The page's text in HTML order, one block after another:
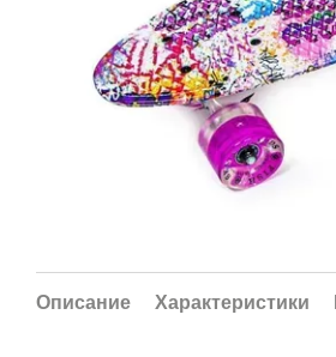
Описание Характеристики